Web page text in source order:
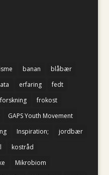
banan
blåbær
erfaring
fedt
forskning
frokost
GAPS Youth Movement
Inspiration;
jordbær
kostråd
Mikrobiom